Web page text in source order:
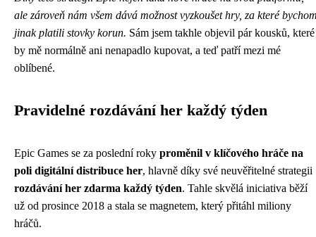
ale zároveň nám všem dává možnost vyzkoušet hry, za které
jinak platili stovky korun. Sám jsem takhle objevil pár kousků, které
by mě normálně ani nenapadlo kupovat, a teď patří mezi mé
oblíbené.
Pravidelné rozdávání her každý týden
Epic Games se za poslední roky proměnil v klíčového hráče na
poli digitální distribuce her, hlavně díky své neuvěřitelné strategii
rozdávání her zdarma každý týden. Tahle skvělá iniciativa běží
už od prosince 2018 a stala se magnetem, který přitáhl miliony
hráčů.